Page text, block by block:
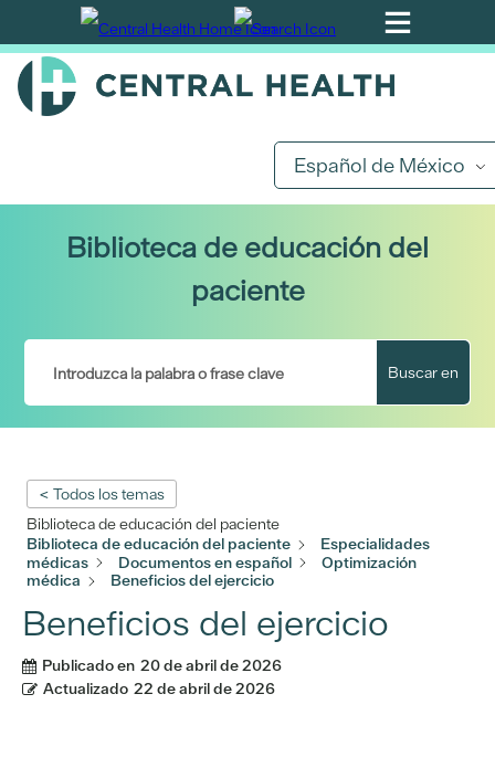
Ir
al
contenido
Español de México
Biblioteca de educación del
paciente
Buscar en
< Todos los temas
Biblioteca de educación del paciente
Biblioteca de educación del paciente
Especialidades
médicas
Documentos en español
Optimización
médica
Beneficios del ejercicio
Beneficios del ejercicio
Publicado en 20 de abril de 2026
Actualizado 22 de abril de 2026